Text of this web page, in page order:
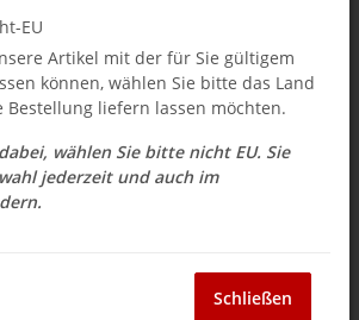
Versand
/ Lieferland
EU
Artikel mit der für Sie gültigem
können, wählen Sie bitte das Land
Bestellung liefern lassen möchten.
wählen Sie bitte nicht EU. Sie
jederzeit und auch im
Schließen